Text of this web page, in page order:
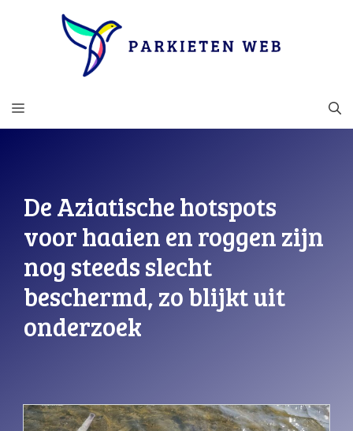
MENU
De Aziatische hotspots
voor haaien en roggen zijn
nog steeds slecht
beschermd, zo blijkt uit
onderzoek